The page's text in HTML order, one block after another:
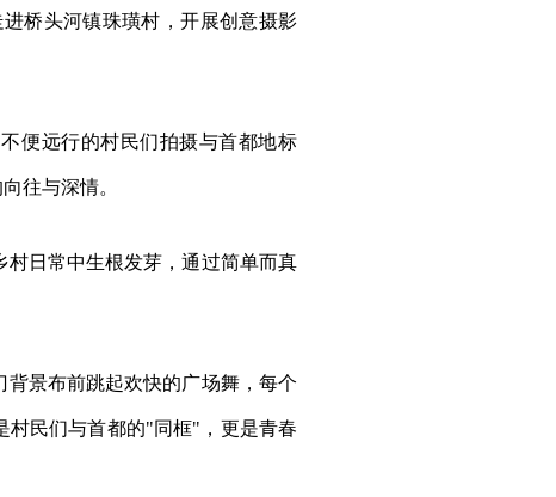
桥头河镇珠璜村，开展创意摄影
便远行的村民们拍摄与首都地标
往与深情。
日常中生根发芽，通过简单而真
景布前跳起欢快的广场舞，每个
村民们与首都的"同框"，更是青春